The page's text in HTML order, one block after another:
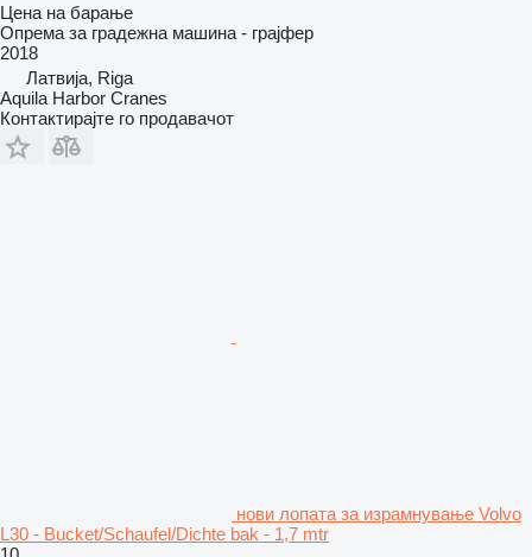
Цена на барање
Опрема за градежна машина - грајфер
2018
Латвија, Riga
Aquila Harbor Cranes
Контактирајте го продавачот
нови лопата за израмнување Volvo
L30 - Bucket/Schaufel/Dichte bak - 1,7 mtr